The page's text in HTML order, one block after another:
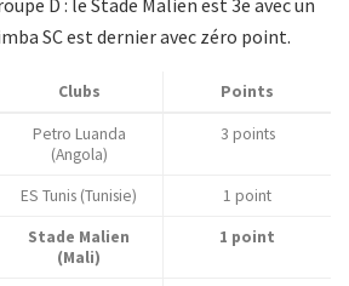
SC est dernier avec zéro point.
Clubs Points
Petro Luanda
(Angola)
3 points
ES Tunis (Tunisie)
1 point
Stade Malien
(Mali)
1 point